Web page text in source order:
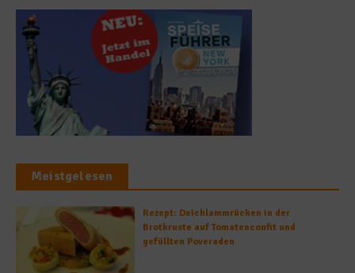
Meistgelesen
Rezept: Deichlammrücken in der
Brotkruste auf Tomatenconfit und
gefüllten Poveraden